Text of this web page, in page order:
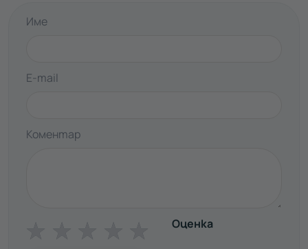
Име
E-mail
Коментар
Оценка